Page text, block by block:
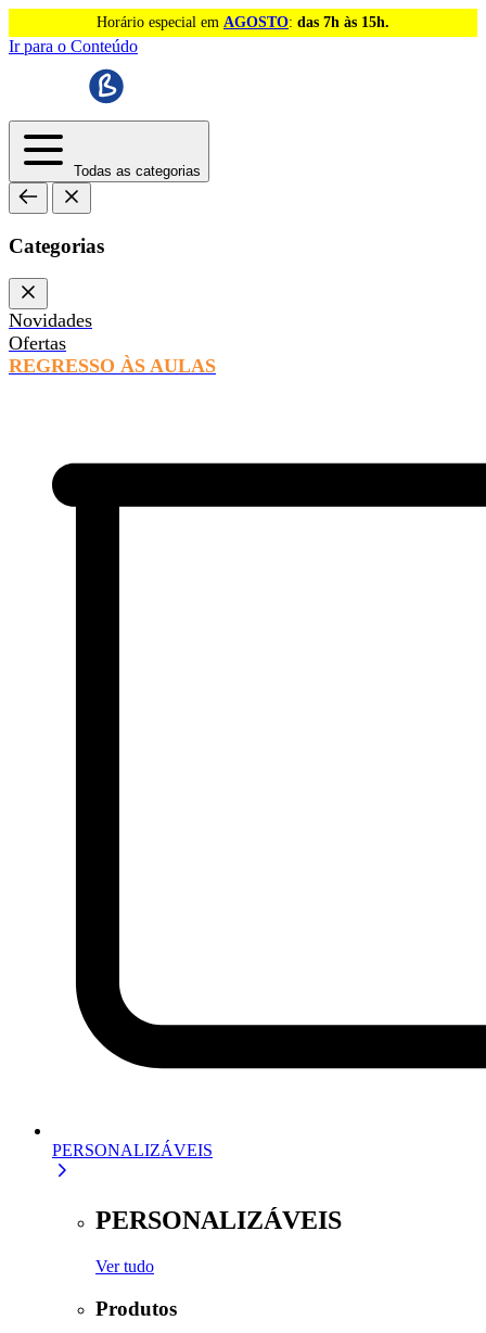
Horário especial em AGOSTO: das 7h às 15h.
Ir para o Conteúdo
Todas as categorias
Categorias
Novidades
Ofertas
REGRESSO ÀS AULAS
PERSONALIZÁVEIS
PERSONALIZÁVEIS
Ver tudo
Produtos